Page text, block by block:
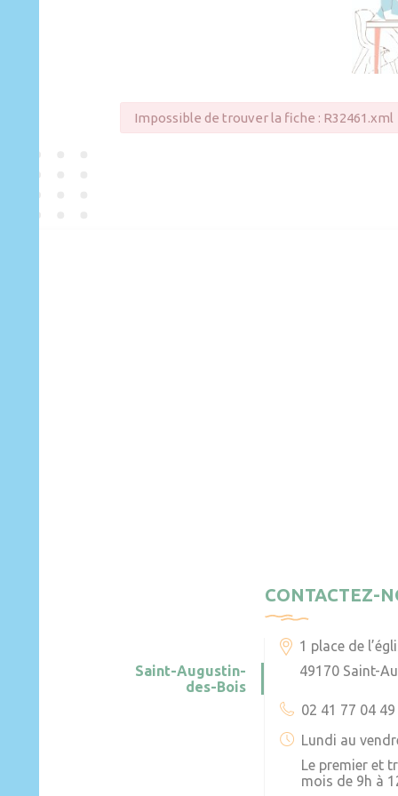
Impossible de trouver la fiche : R32461.xml
CONTACTEZ-
Saint-Augustin-
des-Bois
1 place de
49170 Saint-
02 41 77 04 49
Lundi au
Le premier et
mois de 9h à